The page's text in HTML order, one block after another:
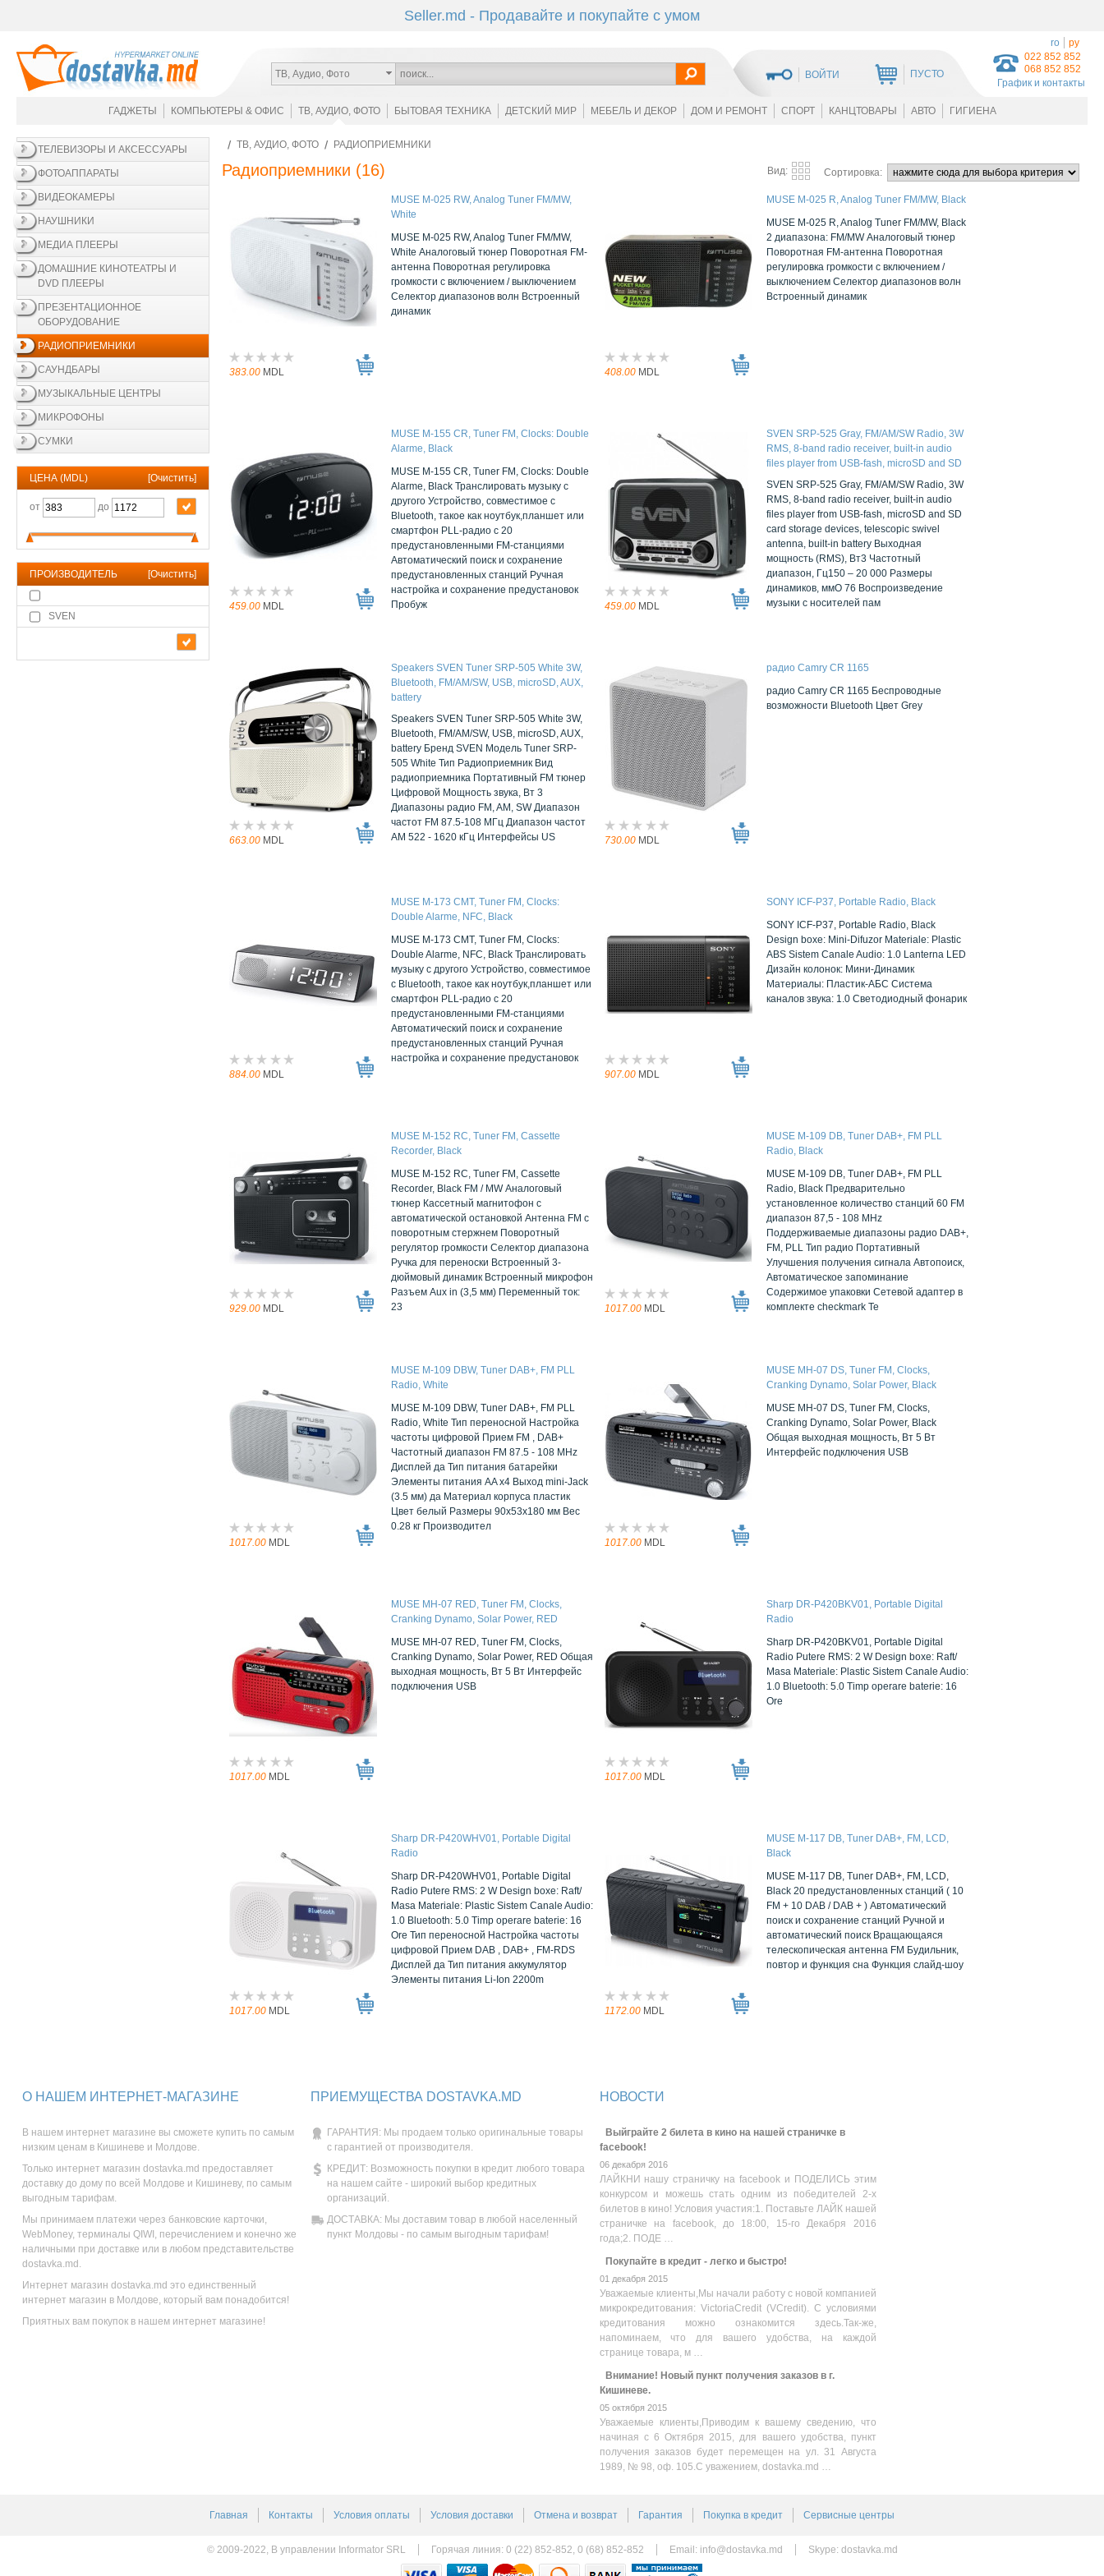
Seller.md - Продавайте и покупайте с умом
022 852 852
068 852 852
График и контакты
ТВ, Аудио, Фото ВОЙТИ ПУСТО
ro ру
ГАДЖЕТЫ КОМПЬЮТЕРЫ & ОФИС ТВ, АУДИО, ФОТО БЫТОВАЯ ТЕХНИКА ДЕТСКИЙ МИР МЕБЕЛЬ И ДЕКОР ДОМ И РЕМОНТ СПОРТ КАНЦТОВАРЫ АВТО ГИГИЕНА
ТЕЛЕВИЗОРЫ И АКСЕССУАРЫ
ФОТОАППАРАТЫ
ВИДЕОКАМЕРЫ
НАУШНИКИ
МЕДИА ПЛЕЕРЫ
ДОМАШНИЕ КИНОТЕАТРЫ И
DVD ПЛЕЕРЫ
ПРЕЗЕНТАЦИОННОЕ
ОБОРУДОВАНИЕ
РАДИОПРИЕМНИКИ
САУНДБАРЫ
МУЗЫКАЛЬНЫЕ ЦЕНТРЫ
МИКРОФОНЫ
СУМКИ
ЦЕНА (MDL) [Очистить]
от до
ПРОИЗВОДИТЕЛЬ [Очистить]
SVEN
ТВ, АУДИО, ФОТО РАДИОПРИЕМНИКИ
Радиоприемники (16) Вид: Сортировка:
383.00 MDL
MUSE M-025 RW, Analog Tuner FM/MW,
White
MUSE M-025 RW, Analog Tuner FM/MW,
White Аналоговый тюнер Поворотная FM-
антенна Поворотная регулировка
громкости с включением / выключением
Селектор диапазонов волн Встроенный
динамик
408.00 MDL
MUSE M-025 R, Analog Tuner FM/MW, Black
MUSE M-025 R, Analog Tuner FM/MW, Black
2 диапазона: FM/MW Аналоговый тюнер
Поворотная FM-антенна Поворотная
регулировка громкости с включением /
выключением Селектор диапазонов волн
Встроенный динамик
459.00 MDL
MUSE M-155 CR, Tuner FM, Clocks: Double
Alarme, Black
MUSE M-155 CR, Tuner FM, Clocks: Double
Alarme, Black Транслировать музыку с
другого Устройство, совместимое с
Bluetooth, такое как ноутбук,планшет или
смартфон PLL-радио с 20
предустановленными FM-станциями
Автоматический поиск и сохранение
предустановленных станций Ручная
настройка и сохранение предустановок
Пробуж
459.00 MDL
SVEN SRP-525 Gray, FM/AM/SW Radio, 3W
RMS, 8-band radio receiver, built-in audio
files player from USB-fash, microSD and SD
card storage devices, telescopic swivel
antenna, built-in battery
SVEN SRP-525 Gray, FM/AM/SW Radio, 3W
RMS, 8-band radio receiver, built-in audio
files player from USB-fash, microSD and SD
card storage devices, telescopic swivel
antenna, built-in battery Выходная
мощность (RMS), Вт3 Частотный
диапазон, Гц150 – 20 000 Размеры
динамиков, ммO 76 Воспроизведение
музыки с носителей пам
663.00 MDL
Speakers SVEN Tuner SRP-505 White 3W,
Bluetooth, FM/AM/SW, USB, microSD, AUX,
battery
Speakers SVEN Tuner SRP-505 White 3W,
Bluetooth, FM/AM/SW, USB, microSD, AUX,
battery Бренд SVEN Модель Tuner SRP-
505 White Тип Радиоприемник Вид
радиоприемника Портативный FM тюнер
Цифровой Мощность звука, Вт 3
Диапазоны радио FM, AM, SW Диапазон
частот FM 87.5-108 МГц Диапазон частот
AM 522 - 1620 кГц Интерфейсы US
730.00 MDL
радио Camry CR 1165
радио Camry CR 1165 Беспроводные
возможности Bluetooth Цвет Grey
884.00 MDL
MUSE M-173 CMT, Tuner FM, Clocks:
Double Alarme, NFC, Black
MUSE M-173 CMT, Tuner FM, Clocks:
Double Alarme, NFC, Black Транслировать
музыку с другого Устройство, совместимое
с Bluetooth, такое как ноутбук,планшет или
смартфон PLL-радио с 20
предустановленными FM-станциями
Автоматический поиск и сохранение
предустановленных станций Ручная
настройка и сохранение предустановок
907.00 MDL
SONY ICF-P37, Portable Radio, Black
SONY ICF-P37, Portable Radio, Black
Design boxe: Mini-Difuzor Materiale: Plastic
ABS Sistem Canale Audio: 1.0 Lanterna LED
Дизайн колонок: Мини-Динамик
Материалы: Пластик-АБС Система
каналов звука: 1.0 Светодиодный фонарик
929.00 MDL
MUSE M-152 RC, Tuner FM, Cassette
Recorder, Black
MUSE M-152 RC, Tuner FM, Cassette
Recorder, Black FM / MW Аналоговый
тюнер Кассетный магнитофон с
автоматической остановкой Антенна FM с
поворотным стержнем Поворотный
регулятор громкости Селектор диапазона
Ручка для переноски Встроенный 3-
дюймовый динамик Встроенный микрофон
Разъем Aux in (3,5 мм) Переменный ток:
23
1017.00 MDL
MUSE M-109 DB, Tuner DAB+, FM PLL
Radio, Black
MUSE M-109 DB, Tuner DAB+, FM PLL
Radio, Black Предварительно
установленное количество станций 60 FM
диапазон 87,5 - 108 MHz
Поддерживаемые диапазоны радио DAB+,
FM, PLL Тип радио Портативный
Улучшения получения сигнала Автопоиск,
Автоматическое запоминание
Содержимое упаковки Сетевой адаптер в
комплекте checkmark Те
1017.00 MDL
MUSE M-109 DBW, Tuner DAB+, FM PLL
Radio, White
MUSE M-109 DBW, Tuner DAB+, FM PLL
Radio, White Тип переносной Настройка
частоты цифровой Прием FM , DAB+
Частотный диапазон FM 87.5 - 108 MHz
Дисплей да Тип питания батарейки
Элементы питания AA x4 Выход mini-Jack
(3.5 мм) да Материал корпуса пластик
Цвет белый Размеры 90x53x180 мм Вес
0.28 кг Производител
1017.00 MDL
MUSE MH-07 DS, Tuner FM, Clocks,
Cranking Dynamo, Solar Power, Black
MUSE MH-07 DS, Tuner FM, Clocks,
Cranking Dynamo, Solar Power, Black
Общая выходная мощность, Вт 5 Вт
Интерфейс подключения USB
1017.00 MDL
MUSE MH-07 RED, Tuner FM, Clocks,
Cranking Dynamo, Solar Power, RED
MUSE MH-07 RED, Tuner FM, Clocks,
Cranking Dynamo, Solar Power, RED Общая
выходная мощность, Вт 5 Вт Интерфейс
подключения USB
1017.00 MDL
Sharp DR-P420BKV01, Portable Digital
Radio
Sharp DR-P420BKV01, Portable Digital
Radio Putere RMS: 2 W Design boxe: Raft/
Masa Materiale: Plastic Sistem Canale Audio:
1.0 Bluetooth: 5.0 Timp operare baterie: 16
Ore
1017.00 MDL
Sharp DR-P420WHV01, Portable Digital
Radio
Sharp DR-P420WHV01, Portable Digital
Radio Putere RMS: 2 W Design boxe: Raft/
Masa Materiale: Plastic Sistem Canale Audio:
1.0 Bluetooth: 5.0 Timp operare baterie: 16
Ore Тип переносной Настройка частоты
цифровой Прием DAB , DAB+ , FM-RDS
Дисплей да Тип питания аккумулятор
Элементы питания Li-Ion 2200m
1172.00 MDL
MUSE M-117 DB, Tuner DAB+, FM, LCD,
Black
MUSE M-117 DB, Tuner DAB+, FM, LCD,
Black 20 предустановленных станций ( 10
FM + 10 DAB / DAB + ) Автоматический
поиск и сохранение станций Ручной и
автоматический поиск Вращающаяся
телескопическая антенна FM Будильник,
повтор и функция сна Функция слайд-шоу
О НАШЕМ ИНТЕРНЕТ-МАГАЗИНЕ
В нашем интернет магазине вы сможете купить по самым
низким ценам в Кишиневе и Молдове.
Только интернет магазин dostavka.md предоставляет
доставку до дому по всей Молдове и Кишиневу, по самым
выгодным тарифам.
Мы принимаем платежи через банковские карточки,
WebMoney, терминалы QIWI, перечислением и конечно же
наличными при доставке или в любом представительстве
dostavka.md.
Интернет магазин dostavka.md это единственный
интернет магазин в Молдове, который вам понадобится!
Приятных вам покупок в нашем интернет магазине!
ПРИЕМУЩЕСТВА DOSTAVKA.MD
ГАРАНТИЯ: Мы продаем только оригинальные товары
с гарантией от производителя.
КРЕДИТ: Возможность покупки в кредит любого товара
на нашем сайте - широкий выбор кредитных
организаций.
ДОСТАВКА: Мы доставим товар в любой населенный
пункт Молдовы - по самым выгодным тарифам!
НОВОСТИ
Выйграйте 2 билета в кино на нашей страничке в
facebook!
06 декабря 2016
ЛАЙКНИ нашу страничку на facebook и ПОДЕЛИСЬ этим
конкурсом и можешь стать одним из победителей 2-х
билетов в кино! Условия участия:1. Поставьте ЛАЙК нашей
страничке на facebook, до 18:00, 15-го Декабря 2016
года;2. ПОДЕ …
Покупайте в кредит - легко и быстро!
01 декабря 2015
Уважаемые клиенты,Мы начали работу с новой компанией
микрокредитования: VictoriaCredit (VCredit). С условиями
кредитования можно ознакомится здесь.Так-же,
напоминаем, что для вашего удобства, на каждой
странице товара, м …
Внимание! Новый пункт получения заказов в г.
Кишиневе.
05 октября 2015
Уважаемые клиенты,Приводим к вашему сведению, что
начиная с 6 Октября 2015, для вашего удобства, пункт
получения заказов будет перемещен на ул. 31 Августа
1989, № 98, оф. 105.С уважением, dostavka.md …
Главная Контакты Условия оплаты Условия доставки Отмена и возврат Гарантия Покупка в кредит Сервисные центры
© 2009-2022, В управлении Informator SRL Горячая линия: 0 (22) 852-852, 0 (68) 852-852 Email: info@dostavka.md Skype: dostavka.md